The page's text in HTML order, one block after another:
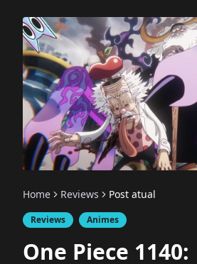
Home Reviews Post atual
Reviews Animes
One Piece 1140: